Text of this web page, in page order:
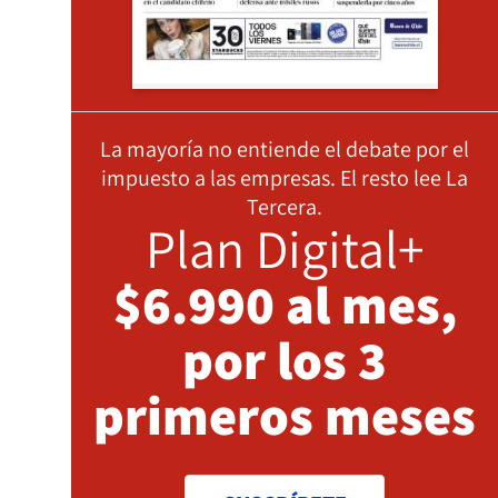
La mayoría no entiende el debate por el
impuesto a las empresas. El resto lee La
Tercera.
Plan Digital+
$6.990 al mes,
por los 3
primeros meses